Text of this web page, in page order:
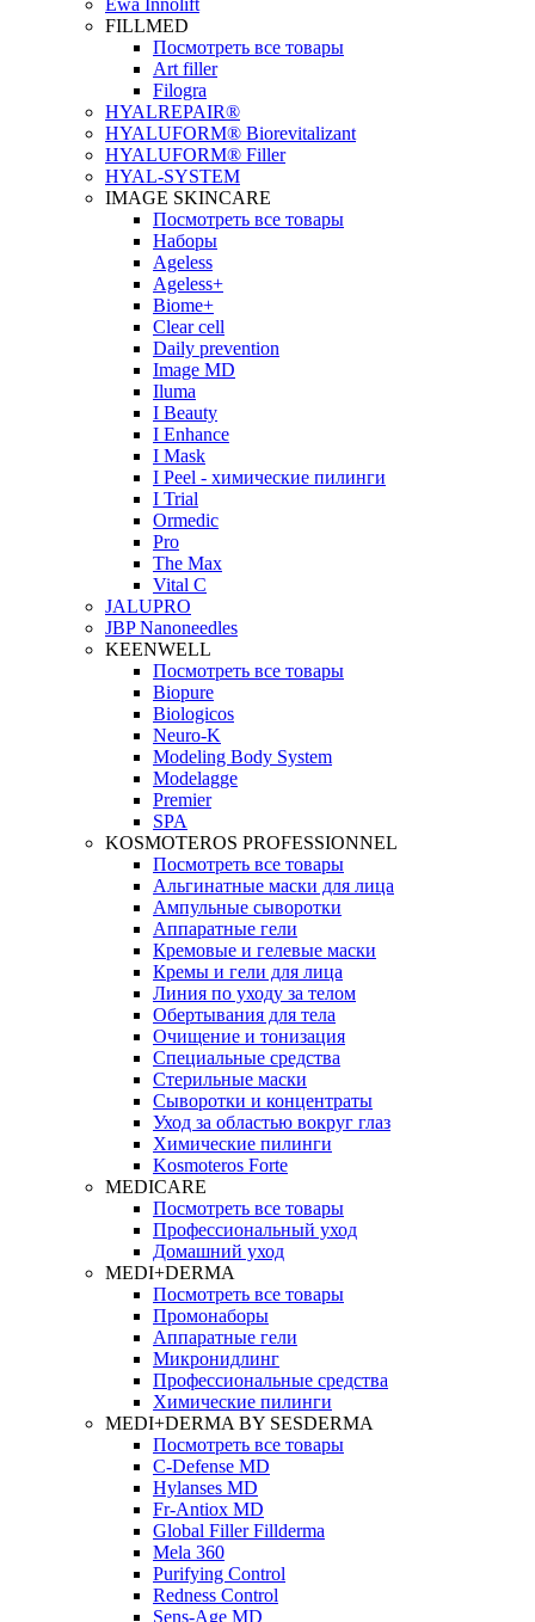
Ewa Innolift
FILLMED
Посмотреть все товары
Art filler
Filogra
НYALREPAIR®
HYALUFORM® Biorevitalizant
HYALUFORM® Filler
HYAL-SYSTEM
IMAGE SKINCARE
Посмотреть все товары
Наборы
Ageless
Ageless+
Biome+
Clear cell
Daily prevention
Image MD
Iluma
I Beauty
I Enhance
I Mask
I Peel - химические пилинги
I Trial
Ormedic
Pro
The Max
Vital C
JALUPRO
JBP Nanoneedles
KEENWELL
Посмотреть все товары
Biopure
Biologicos
Neuro‑K
Modeling Body System
Modelagge
Premier
SPA
KOSMOTEROS PROFESSIONNEL
Посмотреть все товары
Альгинатные маски для лица
Ампульные сыворотки
Аппаратные гели
Кремовые и гелевые маски
Кремы и гели для лица
Линия по уходу за телом
Обертывания для тела
Очищение и тонизация
Специальные средства
Стерильные маски
Сыворотки и концентраты
Уход за областью вокруг глаз
Химические пилинги
Kosmoteros Forte
MEDICARE
Посмотреть все товары
Профессиональный уход
Домашний уход
MEDI+DERMA
Посмотреть все товары
Промонаборы
Аппаратные гели
Микронидлинг
Профессиональные средства
Химические пилинги
MEDI+DERMA BY SESDERMA
Посмотреть все товары
C-Defense MD
Hylanses MD
Fr‑Antiox MD
Global Filler Fillderma
Mela 360
Purifying Control
Redness Control
Sens-Age MD